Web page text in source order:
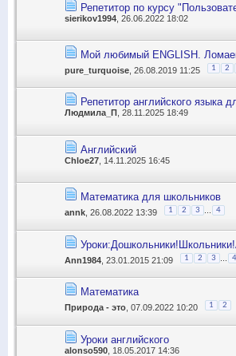
Репетитор по курсу
sierikov1994 , 26.06.2022 18:02
Мой любимый ENGLISH.
pure_turquoise , 26.08.2019 11:25 1 2
Репетитор английского
Людмила_П , 28.11.2025 18:49
Английский
Chloe27 , 14.11.2025 16:45
Математика для школьников
annk , 26.08.2022 13:39 1 2 3 4
Ann1984 , 23.01.2015 21:09 1 2 3 4
Математика
Природа - это , 07.09.2022 10:20 1 2
Уроки английского
alonso590 , 18.05.2017 14:36